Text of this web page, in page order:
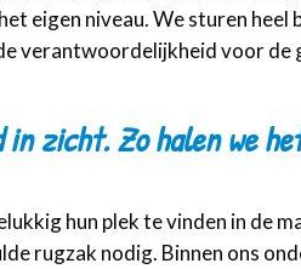
eigen niveau. We sturen
verantwoordelijkheid voor
in zicht. Zo halen we
hun plek te vinden in de
rugzak nodig. Binnen ons